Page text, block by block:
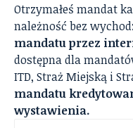
Otrzymałeś mandat
należność bez
mandatu przez
dostępna dla
ITD, Straż Miejską i
mandatu
wystawienia.